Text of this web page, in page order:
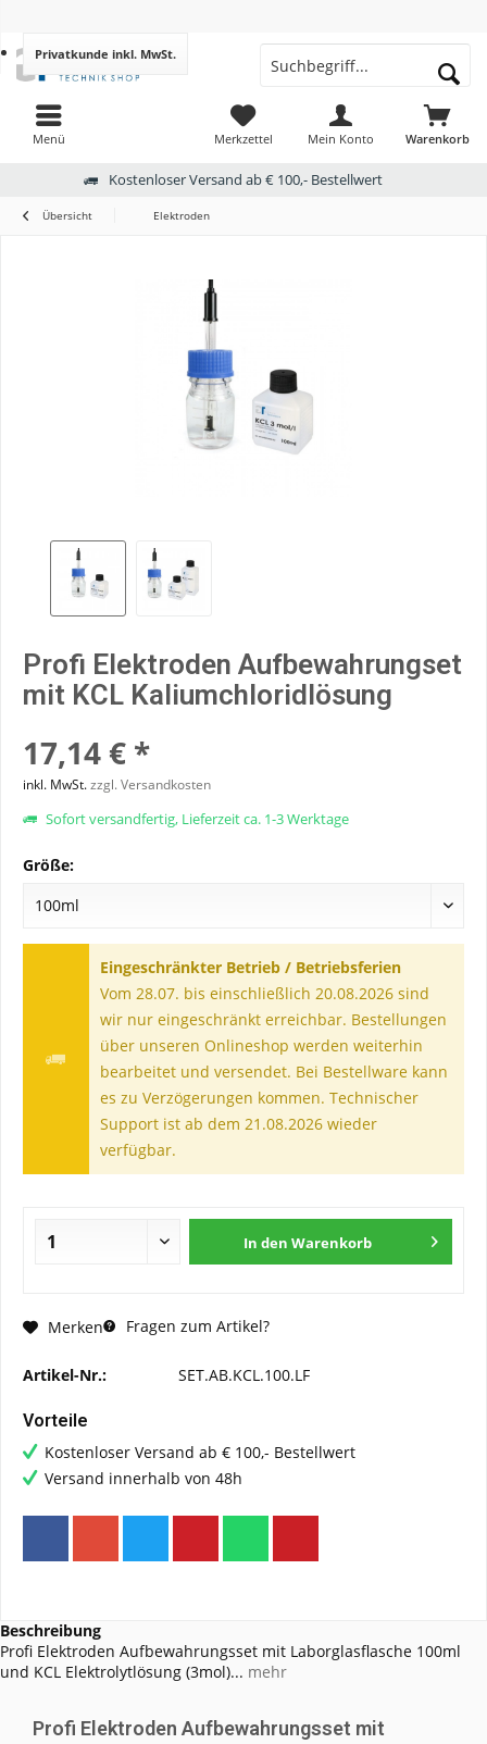
Menü Warenkorb
Merkzettel
Privatkunde inkl. MwSt.
Mein Konto
Kostenloser Versand ab € 100,- Bestellwert
Übersicht Elektroden
Profi Elektroden Aufbewahrungset
mit KCL Kaliumchloridlösung
17,14 € *
inkl. MwSt.zzgl. Versandkosten
Sofort versandfertig, Lieferzeit ca. 1-3 Werktage
Größe:
Eingeschränkter Betrieb / Betriebsferien
Vom 28.07. bis einschließlich 20.08.2026 sind
wir nur eingeschränkt erreichbar. Bestellungen
über unseren Onlineshop werden weiterhin
bearbeitet und versendet. Bei Bestellware kann
es zu Verzögerungen kommen. Technischer
Support ist ab dem 21.08.2026 wieder
verfügbar.
In den Warenkorb
Merken Fragen zum Artikel?
Artikel-Nr.: SET.AB.KCL.100.LF
Vorteile
Kostenloser Versand ab € 100,- Bestellwert
Versand innerhalb von 48h
Beschreibung
Profi Elektroden Aufbewahrungsset mit Laborglasflasche 100ml
und KCL Elektrolytlösung (3mol)... mehr
Profi Elektroden Aufbewahrungsset mit